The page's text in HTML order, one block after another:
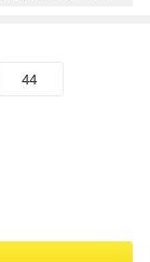
44